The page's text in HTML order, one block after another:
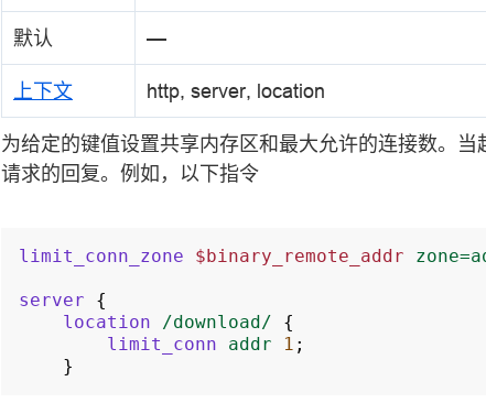
默认 —
上下文 http, server, location
为给定的键值设置共享内存区和最大允许的连接数。当
请求的回复。例如，以下指令
limit_conn_zone $binary_remote_addr
server
{
location
/download/
{
limit_conn
addr 1 ;
}